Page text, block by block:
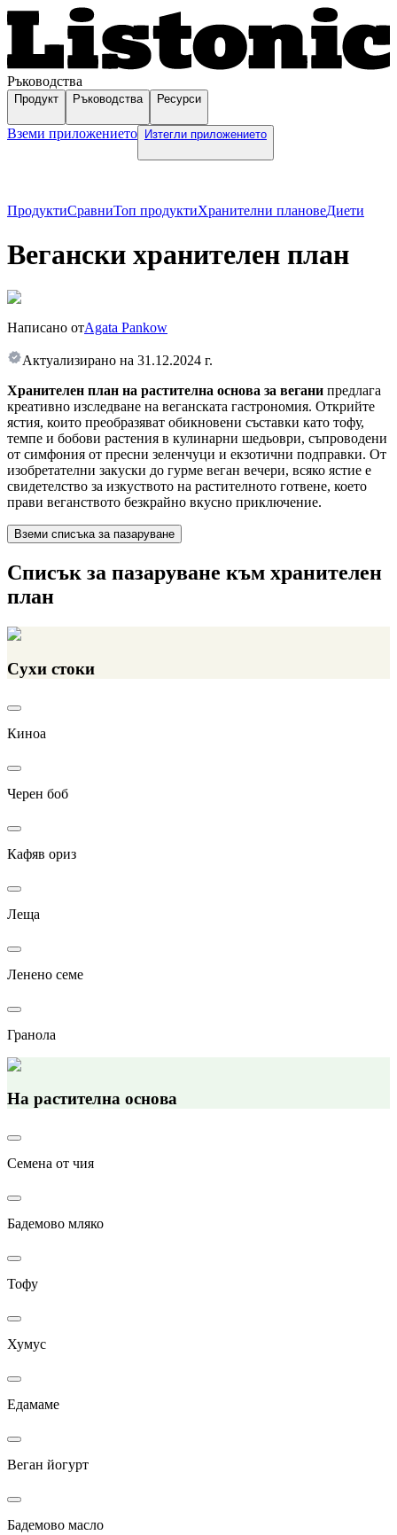
Ръководства
Продукт Ръководства Ресурси
Вземи приложението Изтегли приложението
ПродуктиСравниТоп продуктиХранителни плановеДиети
Вегански хранителен план
Написано отAgata Pankow
Актуализирано на 31.12.2024 г.
Хранителен план на растителна основа за вегани предлага
креативно изследване на веганската гастрономия. Открийте
ястия, които преобразяват обикновени съставки като тофу,
темпе и бобови растения в кулинарни шедьоври, съпроводени
от симфония от пресни зеленчуци и екзотични подправки. От
изобретателни закуски до гурме веган вечери, всяко ястие е
свидетелство за изкуството на растителното готвене, което
прави веганството безкрайно вкусно приключение.
Вземи списъка за пазаруване
Списък за пазаруване към хранителен
план
Сухи стоки
Киноа
Черен боб
Кафяв ориз
Леща
Ленено семе
Гранола
На растителна основа
Семена от чия
Бадемово мляко
Тофу
Хумус
Едамаме
Веган йогурт
Бадемово масло